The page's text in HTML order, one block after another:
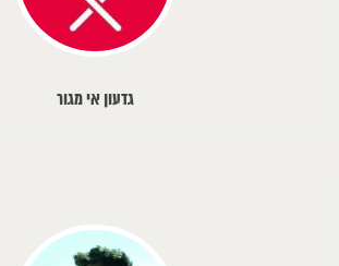
גדעון אי מגור